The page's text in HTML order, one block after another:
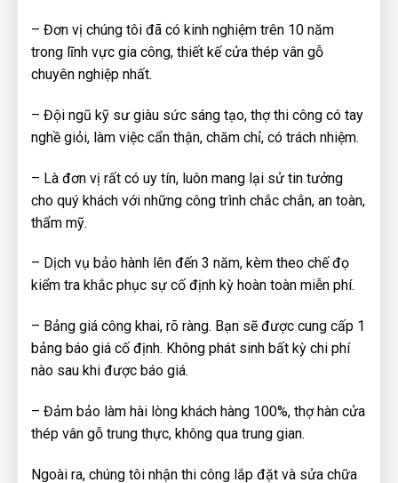
– Đơn vị chúng tôi đã có kinh nghiệm trên 10 năm
trong lĩnh vực gia công, thiết kế cửa thép vân gỗ
chuyên nghiệp nhất.
– Đội ngũ kỹ sư giàu sức sáng tạo, thợ thi công có tay
nghề giỏi, làm việc cẩn thận, chăm chỉ, có trách nhiệm.
– Là đơn vị rất có uy tín, luôn mang lại sử tin tưởng
cho quý khách với những công trình chắc chắn, an toàn,
thẩm mỹ.
– Dịch vụ bảo hành lên đến 3 năm, kèm theo chế đọ
kiểm tra khắc phục sự cố định kỳ hoàn toàn miễn phí.
– Bảng giá công khai, rõ ràng. Bạn sẽ được cung cấp 1
bảng báo giá cố định. Không phát sinh bất kỳ chi phí
nào sau khi được báo giá.
– Đảm bảo làm hài lòng khách hàng 100%, thợ hàn cửa
thép vân gỗ trung thực, không qua trung gian.
Ngoài ra, chúng tôi nhận thi công lắp đặt và sửa chữa